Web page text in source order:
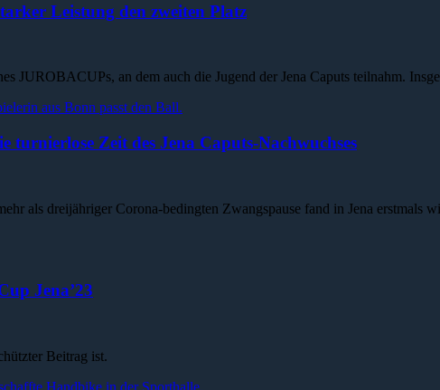
Leistung den zweiten Platz
JUROBACUPs, an dem auch die Jugend der Jena Caputs teilnahm.
turnierlose Zeit des Jena Caputs-Nachwuchses
als dreijähriger Corona-bedingten Zwangspause fand in Jena
Jena’23
Beitrag ist.